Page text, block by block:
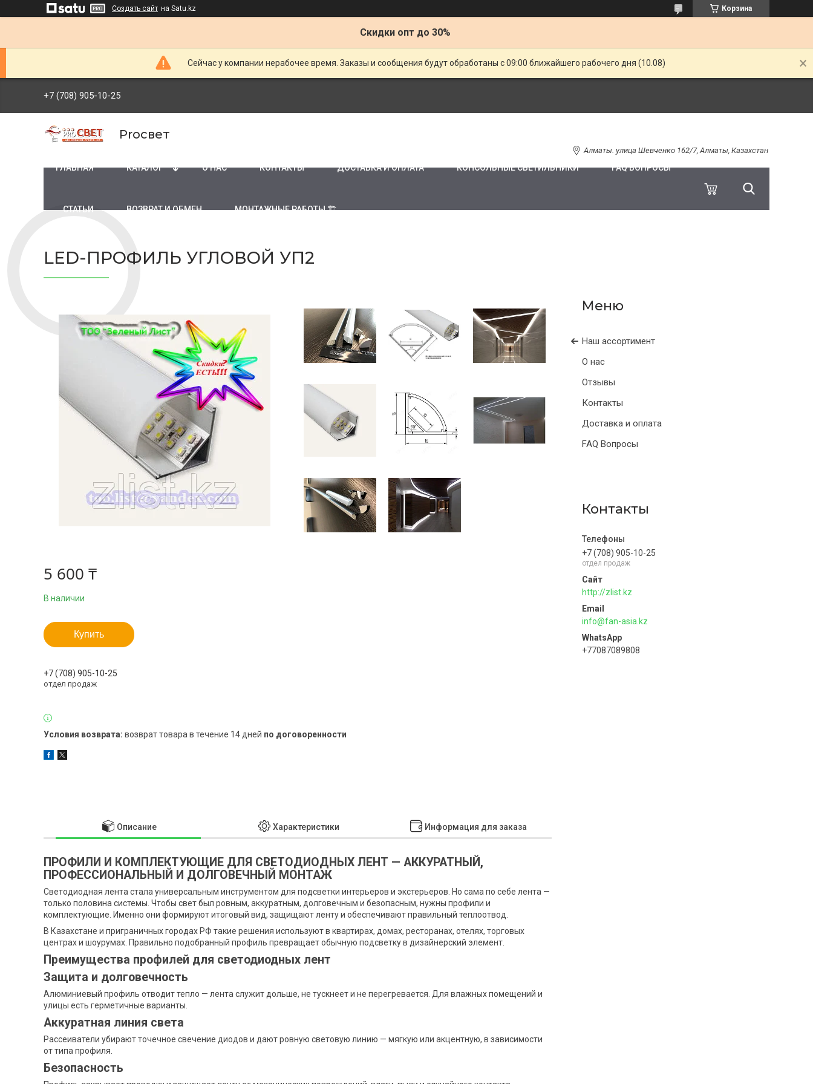
Создать сайт на Satu.kz Корзина
Скидки опт до 30%
Сейчас у компании нерабочее время. Заказы и сообщения будут обработаны с 09:00 ближайшего рабочего дня (10.08)
+7 (708) 905-10-25
Proсвет
Алматы. улица Шевченко 162/7, Алматы, Казахстан
ГЛАВНАЯ КАТАЛОГ О НАС КОНТАКТЫ ДОСТАВКА И ОПЛАТА КОНСОЛЬНЫЕ СВЕТИЛЬНИКИ FAQ ВОПРОСЫ
СТАТЬИ ВОЗВРАТ И ОБМЕН МОНТАЖНЫЕ РАБОТЫ 🏗
LED-ПРОФИЛЬ УГЛОВОЙ УП2
Наш ассортимент
О нас
Отзывы
Контакты
Доставка и оплата
FAQ Вопросы
Контакты
+7 (708) 905-10-25
отдел продаж
http://zlist.kz
info@fan-asia.kz
+77087089808
5 600 ₸
В наличии
Купить
+7 (708) 905-10-25
отдел продаж
возврат товара в течение 14 дней по договоренности
Описание Характеристики Информация для заказа
ПРОФИЛИ И КОМПЛЕКТУЮЩИЕ ДЛЯ СВЕТОДИОДНЫХ ЛЕНТ — АККУРАТНЫЙ,
ПРОФЕССИОНАЛЬНЫЙ И ДОЛГОВЕЧНЫЙ МОНТАЖ
Светодиодная лента стала универсальным инструментом для подсветки интерьеров и экстерьеров. Но сама по себе лента —
только половина системы. Чтобы свет был ровным, аккуратным, долговечным и безопасным, нужны профили и
комплектующие. Именно они формируют итоговый вид, защищают ленту и обеспечивают правильный теплоотвод.
В Казахстане и приграничных городах РФ такие решения используют в квартирах, домах, ресторанах, отелях, торговых
центрах и шоурумах. Правильно подобранный профиль превращает обычную подсветку в дизайнерский элемент.
Преимущества профилей для светодиодных лент
Защита и долговечность
Алюминиевый профиль отводит тепло — лента служит дольше, не тускнеет и не перегревается. Для влажных помещений и
улицы есть герметичные варианты.
Аккуратная линия света
Рассеиватели убирают точечное свечение диодов и дают ровную световую линию — мягкую или акцентную, в зависимости
от типа профиля.
Безопасность